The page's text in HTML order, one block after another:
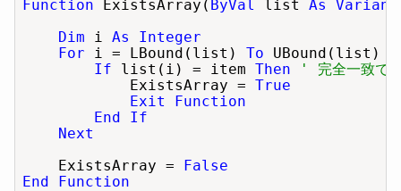
Function ExistsArray( ByVal list As Variant
Dim i As Integer
For i = LBound(list) To UBound(list)
If list(i) = item Then
' 完全一致で
            ExistsArray =
True
Exit Function
End If
Next
    ExistsArray =
False
End Function